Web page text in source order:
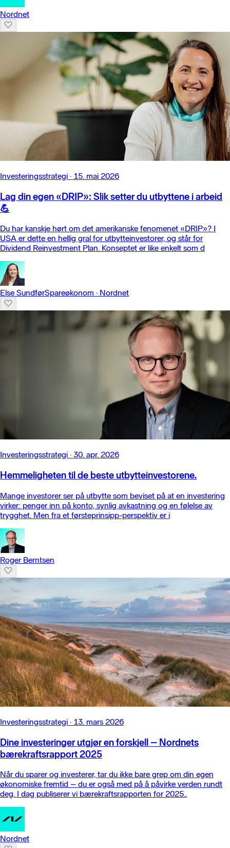
Nordnet
Investeringsstrategi · 15. mai 2026
Lag din egen «DRIP»: Slik setter du utbyttene i arbeid
💪
Du har kanskje hørt om det amerikanske fenomenet «DRIP»? I
USA er dette en hellig gral for utbytteinvestorer, og står for
Dividend Reinvestment Plan. Konseptet er like enkelt som d
Else SundførSpareøkonom · Nordnet
Investeringsstrategi · 30. apr. 2026
Hemmeligheten til de beste utbytteinvestorene.
Mange investorer ser på utbytte som beviset på at en investering
virker: penger inn på konto, synlig avkastning og en følelse av
trygghet. Men fra et førsteprinsipp-perspektiv er i
Roger Berntsen
Investeringsstrategi · 13. mars 2026
Dine investeringer utgjør en forskjell – Nordnets
bærekraftsrapport 2025
Når du sparer og investerer, tar du ikke bare grep om din egen
økonomiske fremtid – du er også med på å påvirke verden rundt
deg. I dag publiserer vi bærekraftsrapporten for 2025..
Nordnet